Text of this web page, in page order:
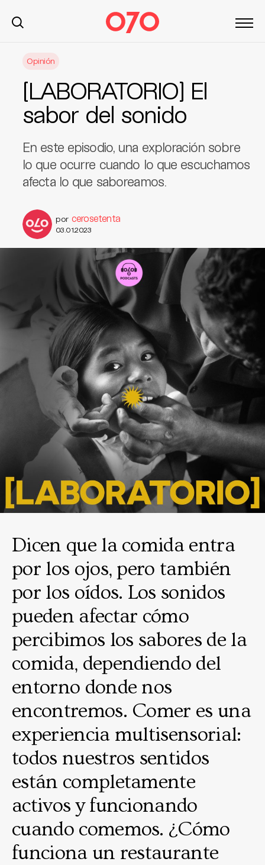
Opinión
[LABORATORIO] El
sabor del sonido
En este episodio, una exploración sobre
lo que ocurre cuando lo que escuchamos
afecta lo que saboreamos.
por cerosetenta
03.01.2023
Dicen que la comida entra
por los ojos, pero también
por los oídos. Los sonidos
pueden afectar cómo
percibimos los sabores de la
comida, dependiendo del
entorno donde nos
encontremos. Comer es una
experiencia multisensorial:
todos nuestros sentidos
están completamente
activos y funcionando
cuando comemos. ¿Cómo
funciona un restaurante